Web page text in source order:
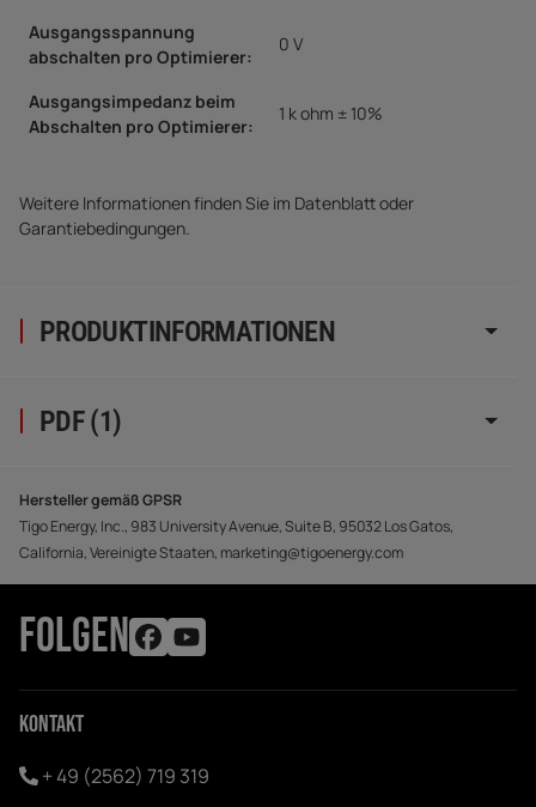
PRODUKTINFORMATIONEN
Ausgangsspannung
abschalten pro Optimierer:
0 V
Ausgangsimpedanz beim
Abschalten pro Optimierer:
1 k ohm ± 10%
Weitere Informationen finden Sie im Datenblatt oder
Garantiebedingungen.
PDF (1)
Hersteller gemäß GPSR
Tigo Energy, Inc., 983 University Avenue, Suite B, 95032 Los Gatos,
California, Vereinigte Staaten, marketing@tigoenergy.com
FOLGEN
Kontakt
+ 49 (2562) 719 319